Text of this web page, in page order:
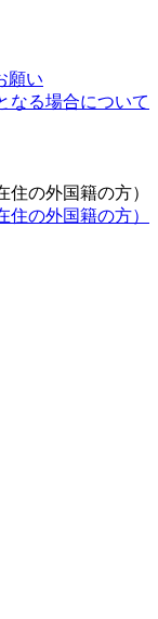
願い
なる場合について
の外国籍の方）
の外国籍の方）